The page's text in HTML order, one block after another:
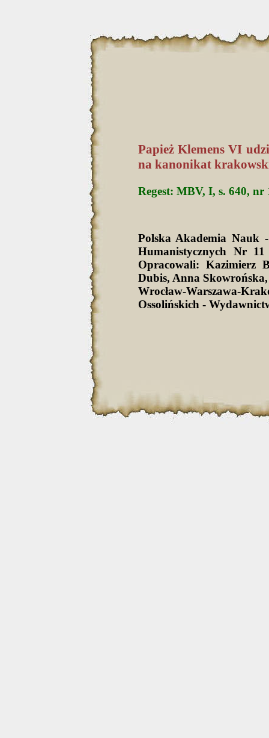
Papież Klemens VI
na kanonikat
Regest: MBV, I, s. 640, nr
Polska Akademia Nauk
Humanistycznych Nr
Opracowali: Kazimierz
Dubis, Anna
Wrocław-Warszawa-
Ossolińskich -